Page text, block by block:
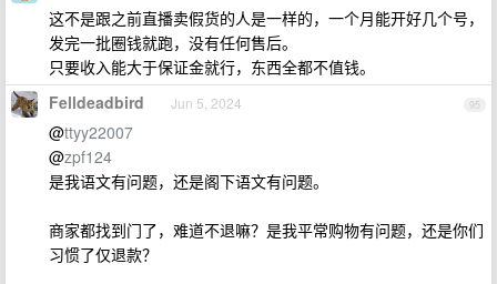
这不是跟之前直播卖假货的人是一样的，一个月能开好几个号，
发完一批圈钱就跑，没有任何售后。
只要收入能大于保证金就行，东西全都不值钱。
95
Felldeadbird Jun 5, 2024
@ttyy22007
@zpf124
是我语文有问题，还是阁下语文有问题。
商家都找到门了，难道不退嘛？是我平常购物有问题，还是你们
习惯了仅退款？